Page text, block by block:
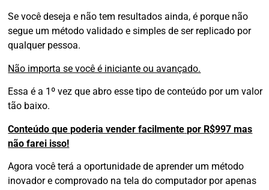
Se você deseja e não tem resultados ainda, é porque não
segue um método validado e simples de ser replicado por
qualquer pessoa.
Não importa se você é iniciante ou avançado.
Essa é a 1º vez que abro esse tipo de conteúdo por um valor
tão baixo.
Conteúdo que poderia venderfacilmente por R$997 mas
não farei isso!
Agora você terá a oportunidade de aprender um método
inovador e comprovado na tela do computador por apenas